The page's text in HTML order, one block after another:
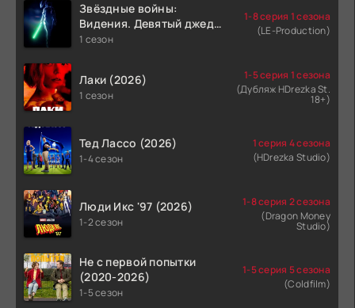
Звёздные войны:
Видения. Девятый джедай
(2026)
1 сезон
1-8 серия 1 сезона
(LE-Production)
Лаки (2026)
1 сезон
1-5 серия 1 сезона
(Дубляж HDrezka St.
18+)
Тед Лассо (2026)
1-4 сезон
1 серия 4 сезона
(HDrezka Studio)
Люди Икс '97 (2026)
1-2 сезон
1-8 серия 2 сезона
(Dragon Money
Studio)
Не с первой попытки
(2020-2026)
1-5 сезон
1-5 серия 5 сезона
(Coldfilm)